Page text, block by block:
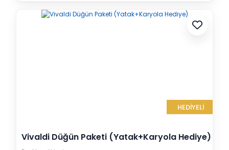
HEDİYELİ
Vivaldi Düğün Paketi (Yatak+Karyola Hediye)